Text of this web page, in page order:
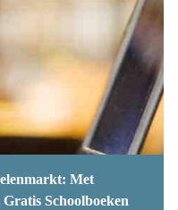
Met
Schoolboeken